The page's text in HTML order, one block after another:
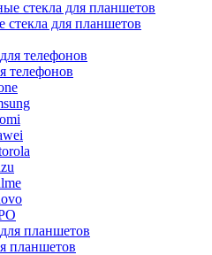
стекла для планшетов
телефонов
планшетов